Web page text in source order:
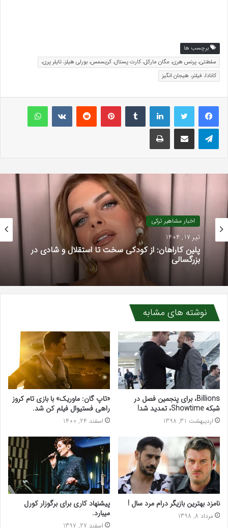
برچسب ها
سلطنتی، پرنس هری، مگان مارکل، کارت پستال، کریسمس، بورلی هیلز، تایلر پری،
کانادا، فیلتر، هیجان انگیز
لینکداینتامبلر پینتریستReddit
VKontakteواتس آپ
تلگرام اشتراک گذاری با ایمیل چاپ
اخبار مشاهیر ترکی
تیر 17, 1404
پلین کاراهان: از کودکی سخت تا استقلال و شادی در
بزرگسالی
نوشته های مشابه
Billions، برای پنجمین فصل در
شبکه Showtime، تمدید شد!
اردیبهشت 31, 1398
«تاپ گان: ماوریک» با بازی تام کروز
راهی فستیوال فیلم کن شد.
اسفند 24, 1400
نامزد بهترین بازیگر درام مرد سال !
مرداد 8, 1398
پیشنهاد کاری برای برگوزار کورل
میبارد.
اسفند 27, 1397